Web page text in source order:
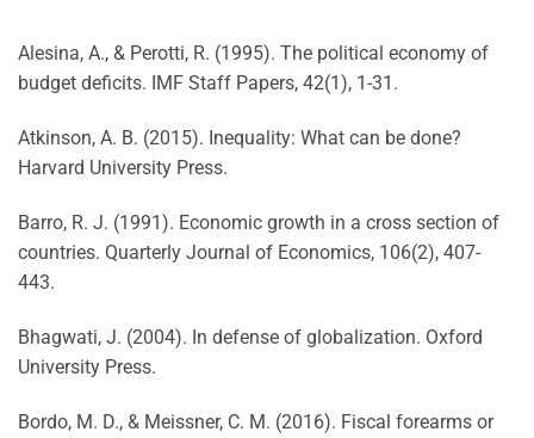
Alesina, A., & Perotti, R. (1995). The political economy of
budget deficits. IMF Staff Papers, 42(1), 1-31.
Atkinson, A. B. (2015). Inequality: What can be done?
Harvard University Press.
Barro, R. J. (1991). Economic growth in a cross section of
countries. Quarterly Journal of Economics, 106(2), 407-
443.
Bhagwati, J. (2004). In defense of globalization. Oxford
University Press.
Bordo, M. D., & Meissner, C. M. (2016). Fiscal forearms or